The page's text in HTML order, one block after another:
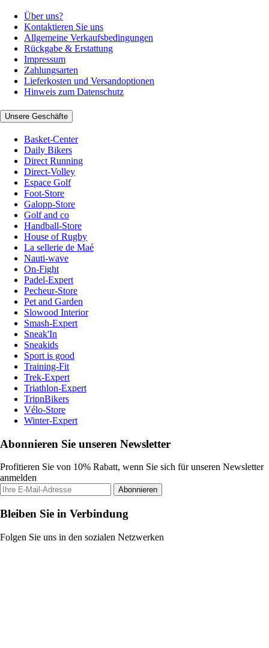
Über uns?
Kontaktieren Sie uns
Allgemeine Verkaufsbedingungen
Rückgabe & Erstattung
Impressum
Zahlungsarten
Lieferkosten und Versandoptionen
Hinweis zum Datenschutz
Unsere Geschäfte
Basket-Center
Daily Bikers
Direct Running
Direct-Volley
Espace Golf
Foot-Store
Galopp-Store
Golf and co
Handball-Store
House of Rugby
La sellerie de Maé
Nauti-wave
On-Fight
Padel-Expert
Pecheur-Store
Pet and Garden
Slowood Interior
Smash-Expert
Sneak'In
Sneakids
Sport is good
Training-Fit
Trek-Expert
Triathlon-Expert
TripnBikers
Vélo-Store
Winter-Expert
Abonnieren Sie unseren Newsletter
Profitieren Sie von 10% Rabatt, wenn Sie sich für unseren Newsletter
anmelden
Abonnieren
Bleiben Sie in Verbindung
Folgen Sie uns in den sozialen Netzwerken